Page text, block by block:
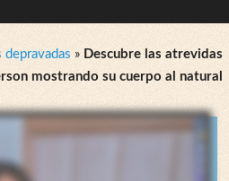
depravadas » Descubre las atrevidas
mostrando su cuerpo al natural